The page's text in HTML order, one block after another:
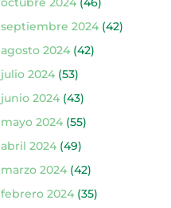
septiembre 2024(42)
agosto 2024(42)
julio 2024(53)
junio 2024(43)
mayo 2024(55)
abril 2024(49)
marzo 2024(42)
febrero 2024(35)